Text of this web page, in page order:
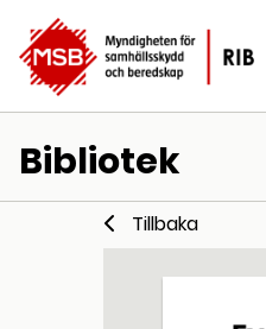
Bibliotek
Tillbaka